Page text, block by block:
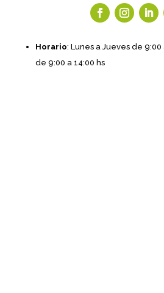
Horario: Lunes a Jueves de 9:00
de 9:00 a 14:00 hs